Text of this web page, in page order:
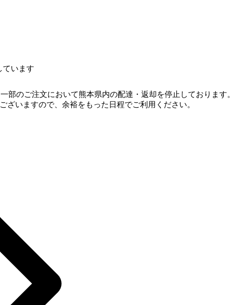
ています
部のご注文において熊本県内の配達・返却を停止しております。
ざいますので、余裕をもった日程でご利用ください。